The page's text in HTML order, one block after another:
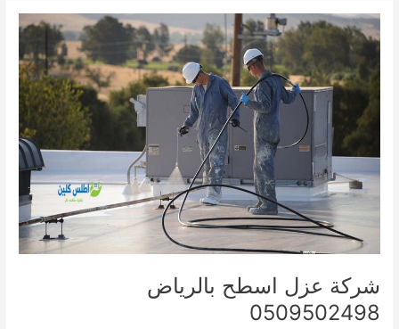
المياه
بالرياض
0509502498
شركة عزل اسطح بالرياض
0509502498